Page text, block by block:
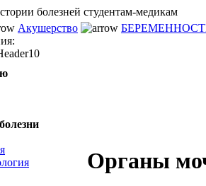
Акушерство БЕРЕМЕННОСТЬ
Органы